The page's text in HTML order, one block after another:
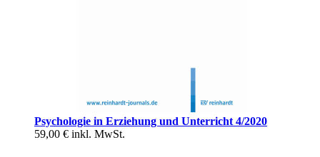
Psychologie in Erziehung und Unterricht 4/2020
59,00 € inkl. MwSt.